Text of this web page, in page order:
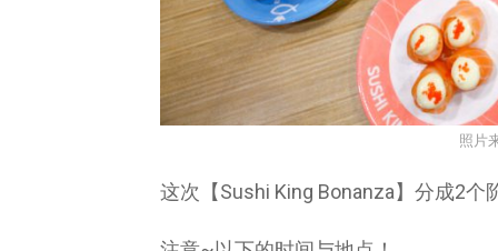
照片
这次【Sushi King Bonanza】分成2个